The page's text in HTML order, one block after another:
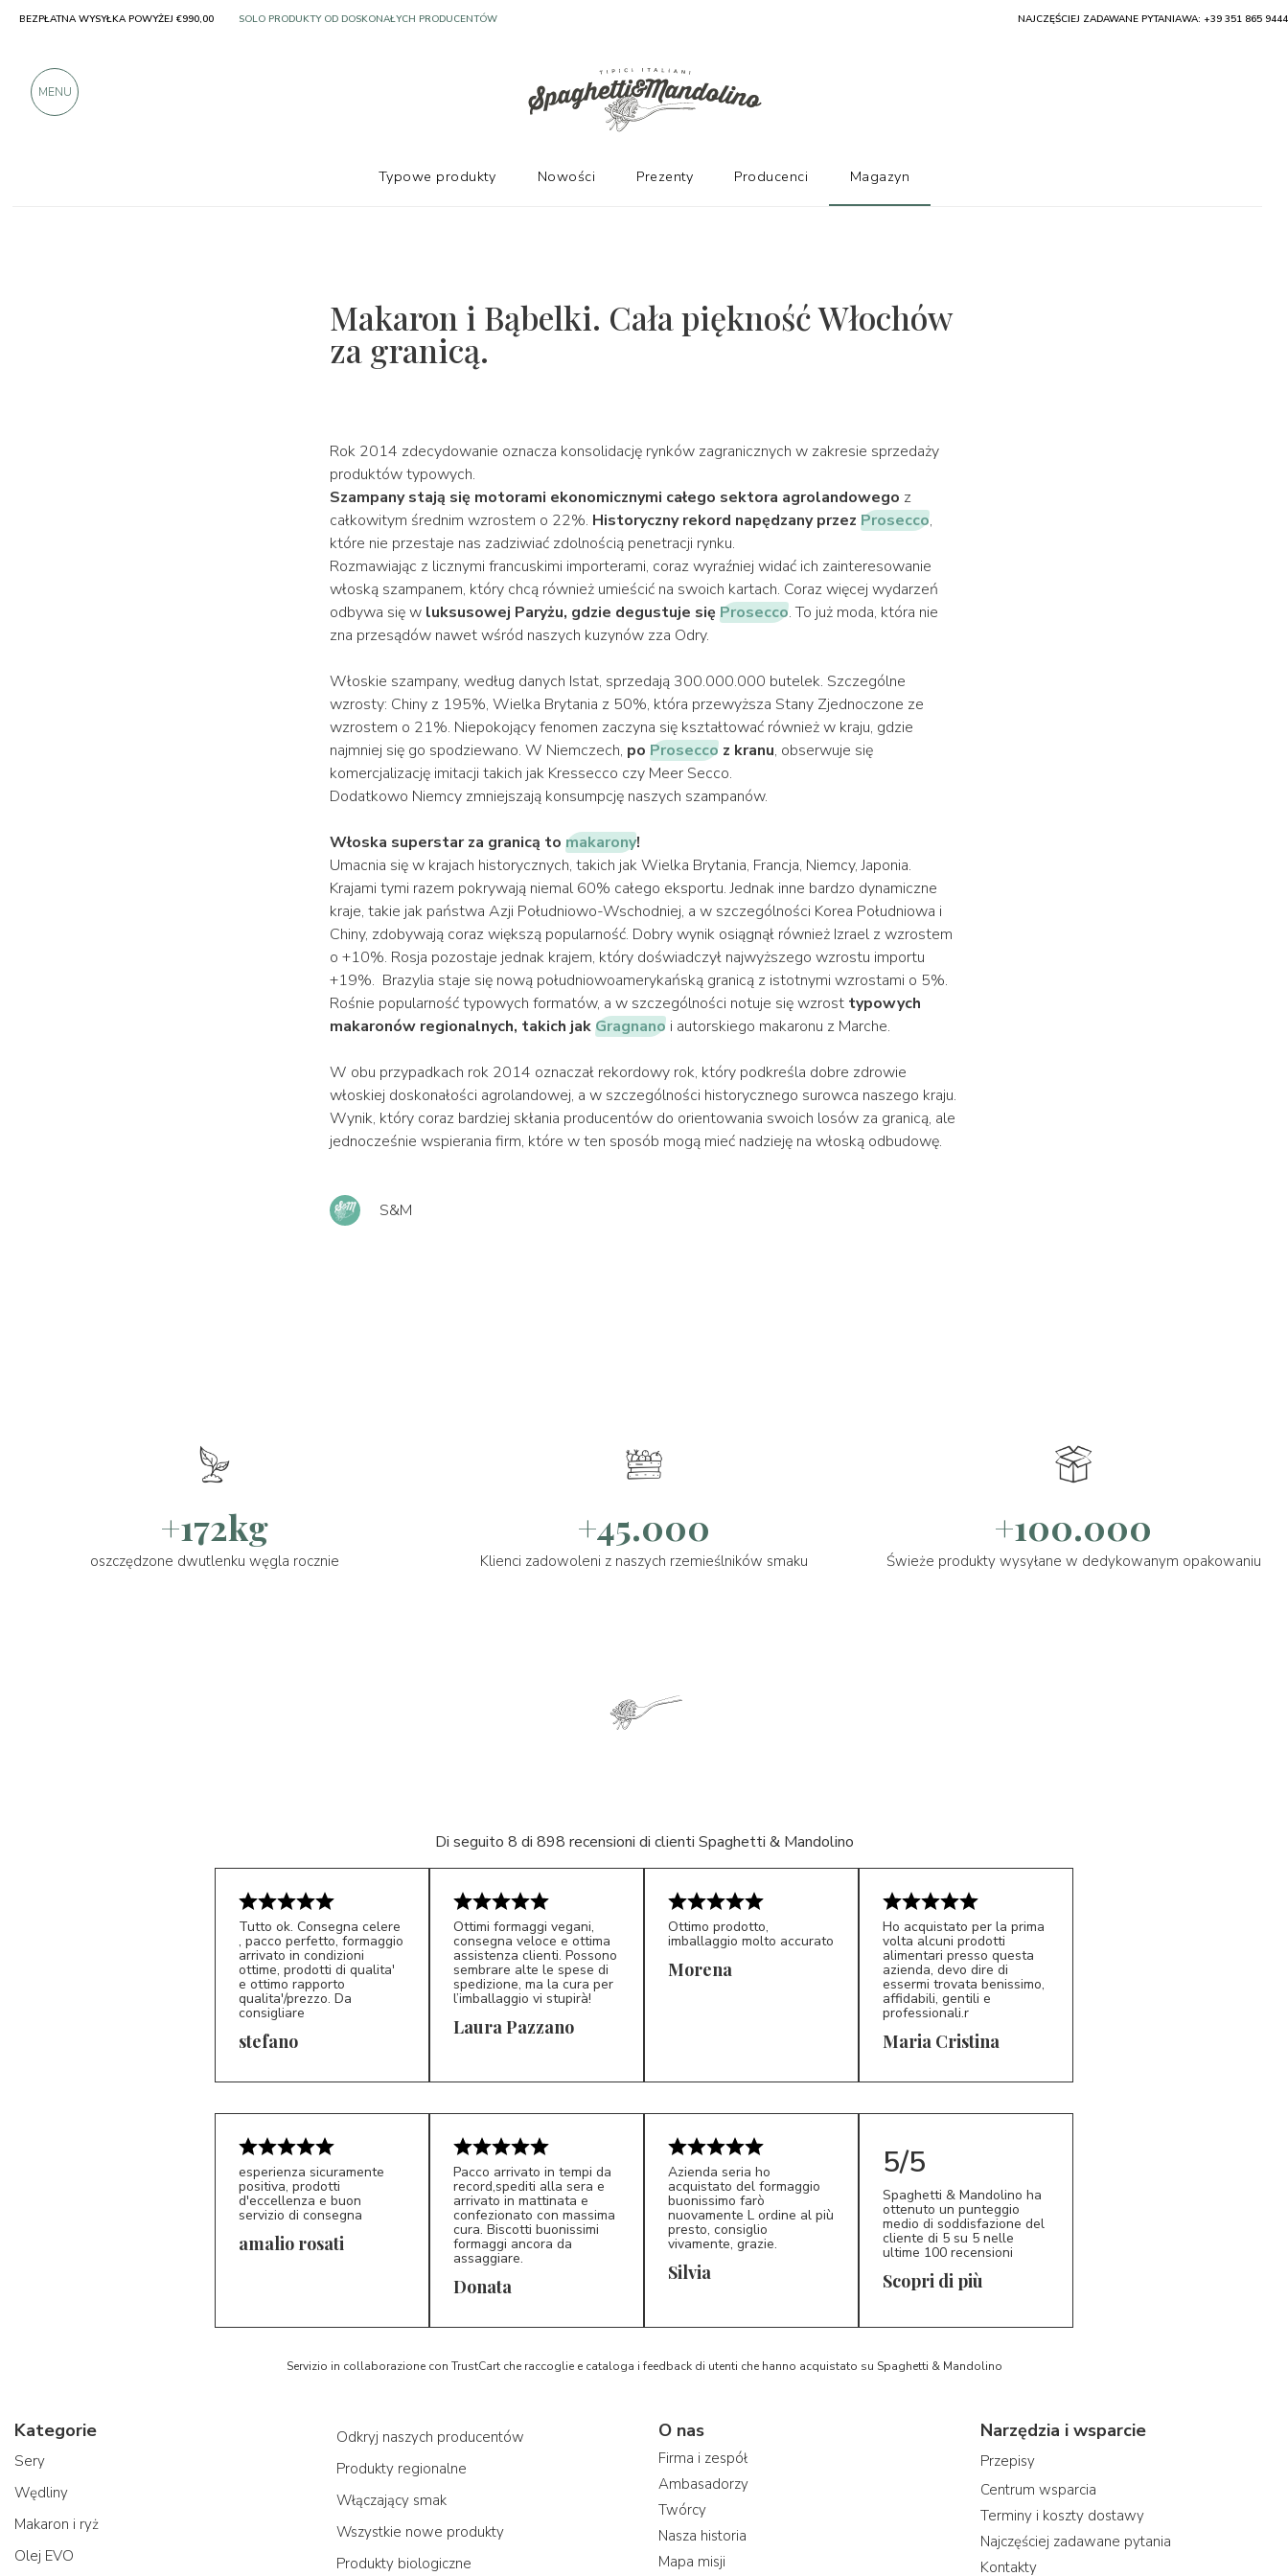
Makaron i Bąbelki. Cała piękność Włochów
za granicą.
Rok 2014 zdecydowanie oznacza konsolidację rynków zagranicznych w zakresie sprzedaży
produktów typowych.
Szampany stają się motorami ekonomicznymi całego sektora agrolandowego z
całkowitym średnim wzrostem o 22%. Historyczny rekord napędzany przez Prosecco,
które nie przestaje nas zadziwiać zdolnością penetracji rynku.
Rozmawiając z licznymi francuskimi importerami, coraz wyraźniej widać ich zainteresowanie
włoską szampanem, który chcą również umieścić na swoich kartach. Coraz więcej wydarzeń
odbywa się w luksusowej Paryżu, gdzie degustuje się Prosecco. To już moda, która nie
zna przesądów nawet wśród naszych kuzynów zza Odry.
Włoskie szampany, według danych Istat, sprzedają 300.000.000 butelek. Szczególne
wzrosty: Chiny z 195%, Wielka Brytania z 50%, która przewyższa Stany Zjednoczone ze
wzrostem o 21%. Niepokojący fenomen zaczyna się kształtować również w kraju, gdzie
najmniej się go spodziewano. W Niemczech, po Proseccoz kranu, obserwuje się
komercjalizację imitacji takich jak Kressecco czy Meer Secco.
Dodatkowo Niemcy zmniejszają konsumpcję naszych szampanów.
Włoska superstar za granicą to makarony!
Umacnia się w krajach historycznych, takich jak Wielka Brytania, Francja, Niemcy, Japonia.
Krajami tymi razem pokrywają niemal 60% całego eksportu. Jednak inne bardzo dynamiczne
kraje, takie jak państwa Azji Południowo-Wschodniej, a w szczególności Korea Południowa i
Chiny, zdobywają coraz większą popularność. Dobry wynik osiągnął również Izrael z wzrostem
o +10%. Rosja pozostaje jednak krajem, który doświadczył najwyższego wzrostu importu
+19%. Brazylia staje się nową południowoamerykańską granicą z istotnymi wzrostami o 5%.
Rośnie popularność typowych formatów, a w szczególności notuje się wzrost typowych
makaronów regionalnych, takich jakGragnanoi autorskiego makaronu z Marche.
W obu przypadkach rok 2014 oznaczał rekordowy rok, który podkreśla dobre zdrowie
włoskiej doskonałości agrolandowej, a w szczególności historycznego surowca naszego kraju.
Wynik, który coraz bardziej skłania producentów do orientowania swoich losów za granicą, ale
jednocześnie wspierania firm, które w ten sposób mogą mieć nadzieję na włoską odbudowę.
S&M
+172kg
oszczędzone dwutlenku węgla rocznie
+45.000
Klienci zadowoleni z naszych rzemieślników smaku
+100.000
Świeże produkty wysyłane w dedykowanym opakowaniu
Di seguito 8 di 898 recensioni di clienti Spaghetti & Mandolino
S* 5/5
Tutto ok. Consegna celere
, pacco perfetto, formaggio
arrivato in condizioni
ottime, prodotti di qualita'
e ottimo rapporto
qualita'/prezzo. Da
consigliare
stefano
LP 5/5
Ottimi formaggi vegani,
consegna veloce e ottima
assistenza clienti. Possono
sembrare alte le spese di
spedizione, ma la cura per
l’imballaggio vi stupirà!
Laura Pazzano
M*
Ottimo prodotto,
imballaggio molto accurato
Morena MC 5/5
Ho acquistato per la prima
volta alcuni prodotti
alimentari presso questa
azienda, devo dire di
essermi trovata benissimo,
affidabili, gentili e
professionali.r
Maria Cristina
AR 5/5
esperienza sicuramente
positiva, prodotti
d'eccellenza e buon
servizio di consegna
amalio rosati
D* 5/5
Pacco arrivato in tempi da
record,spediti alla sera e
arrivato in mattinata e
confezionato con massima
cura. Biscotti buonissimi
formaggi ancora da
assaggiare.
Donata
S* 5/5
Azienda seria ho
acquistato del formaggio
buonissimo farò
nuovamente L ordine al più
presto, consiglio
vivamente, grazie.
Silvia
5/5
Spaghetti & Mandolino ha
ottenuto un punteggio
medio di soddisfazione del
cliente di 5 su 5 nelle
ultime 100 recensioni
Scopri di più
Servizio in collaborazione con TrustCart che raccoglie e cataloga i feedback di utenti che hanno acquistato su Spaghetti & Mandolino
Kategorie
Sery
Wędliny
Makaron i ryż
Olej EVO
Odkryj naszych producentów
Produkty regionalne
Włączający smak
Wszystkie nowe produkty
Produkty biologiczne
O nas
Firma i zespół
Ambasadorzy
Twórcy
Nasza historia
Mapa misji
Narzędzia i wsparcie
Przepisy
Centrum wsparcia
Terminy i koszty dostawy
Najczęściej zadawane pytania
Kontakty
BEZPŁATNA WYSYŁKA POWYŻEJ €990,00 SOLO PRODUKTY OD DOSKONAŁYCH PRODUCENTÓW NAJCZĘŚCIEJ ZADAWANE PYTANIAWA: +39 351 865 9444
MENU
Typowe produkty Nowości Prezenty Producenci Magazyn